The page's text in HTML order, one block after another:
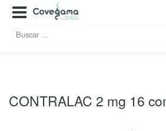
CONTRALAC 2 mg 16